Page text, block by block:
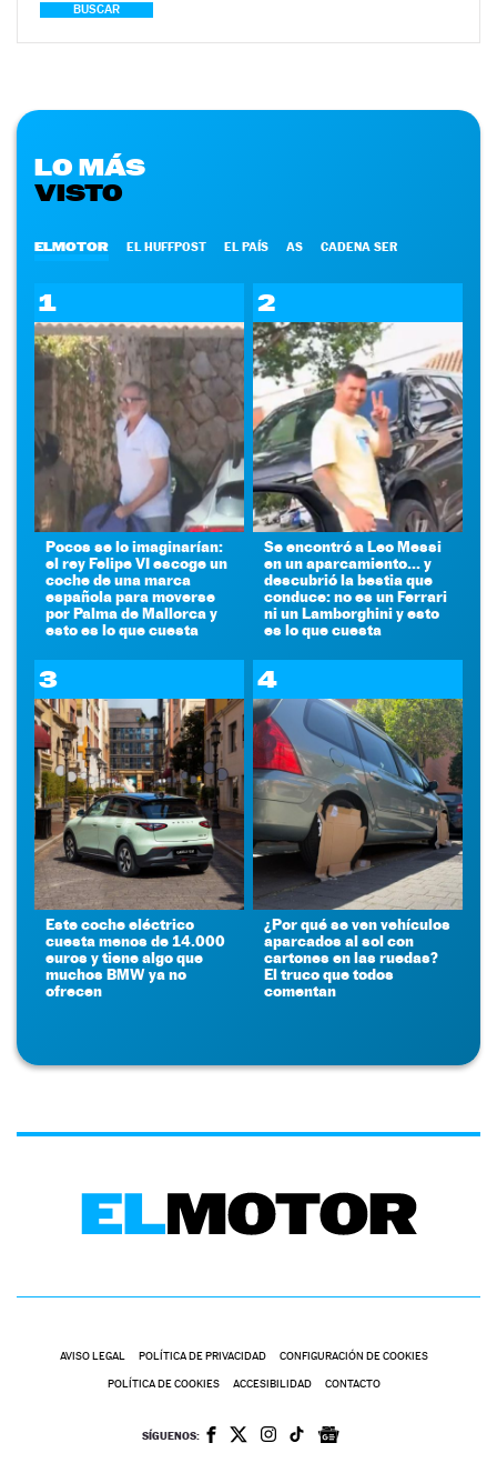
BUSCAR
LO MÁS
VISTO
ELMOTOR EL HUFFPOST EL PAÍS AS CADENA SER
1
Pocos se lo imaginarían:
el rey Felipe VI escoge un
coche de una marca
española para moverse
por Palma de Mallorca y
esto es lo que cuesta
2
Se encontró a Leo Messi
en un aparcamiento... y
descubrió la bestia que
conduce: no es un Ferrari
ni un Lamborghini y esto
es lo que cuesta
3
Este coche eléctrico
cuesta menos de 14.000
euros y tiene algo que
muchos BMW ya no
ofrecen
4
¿Por qué se ven vehículos
aparcados al sol con
cartones en las ruedas?
El truco que todos
comentan
AVISO LEGAL POLÍTICA DE PRIVACIDAD CONFIGURACIÓN DE COOKIES
POLÍTICA DE COOKIES ACCESIBILIDAD CONTACTO
SÍGUENOS: